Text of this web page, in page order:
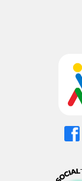
en
abrirá